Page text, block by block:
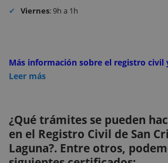
Viernes: 9h a 1h
Más información sobre el registro civil
Leer más
¿Qué trámites se pueden
en el Registro Civil de San
Laguna?. Entre otros,